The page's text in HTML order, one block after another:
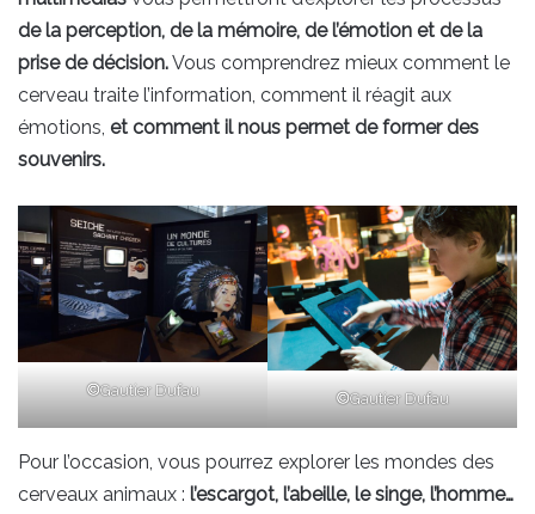
de la perception, de la mémoire, de l’émotion et de la
prise de décision.Vous comprendrez mieux comment le
cerveau traite l’information, comment il réagit aux
émotions, et comment il nous permet de former des
souvenirs.
©Gautier Dufau ©Gautier Dufau
Pour l’occasion, vous pourrez explorer les mondes des
cerveaux animaux : l’escargot, l’abeille, le singe, l’homme…